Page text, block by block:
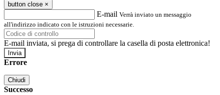
button close ×
E-mail Verrà inviato un messaggio
all'indirizzo indicato con le istruzioni necessarie.
E-mail inviata, si prega di controllare la casella di posta elettronica!
Errore
Chiudi
Successo